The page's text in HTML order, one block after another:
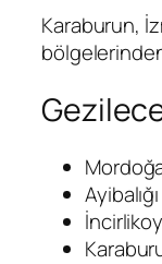
Karaburun,
İncirlikoy